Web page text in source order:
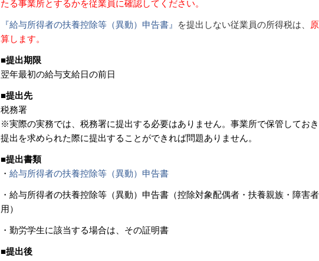
たる事業所とするかを従業員に確認してください。
『給与所得者の扶養控除等（異動）申告書』 を提出しない従業員の所得税は、
算します。
■提出期限
翌年最初の給与支給日の前日
■提出先
税務署
※実際の実務では、税務署に提出する必要はありません。事業所で保管してお
提出を求められた際に提出することができれば問題ありません。
■提出書類
・ 給与所得者の扶養控除等（異動）申告書
・給与所得者の扶養控除等（異動）申告書（控除対象配偶者・扶養親族・障害
用）
・勤労学生に該当する場合は、その証明書
■提出後